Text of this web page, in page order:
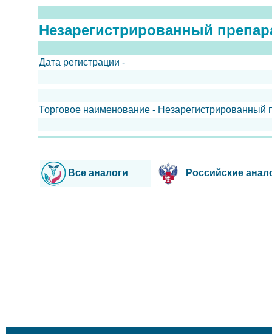
Незарегистрированный
Дата регистрации -
Торговое наименование - Незарегистрированный
Все аналоги Российские